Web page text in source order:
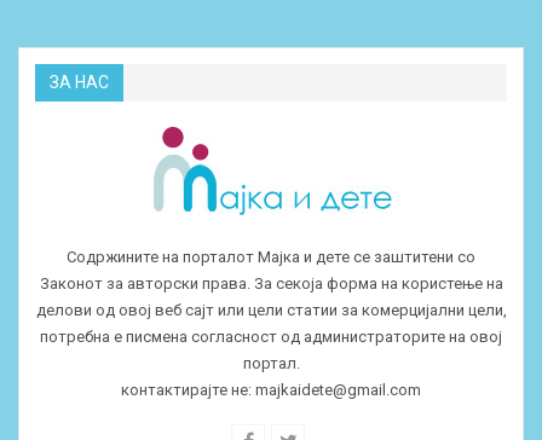
ЗА НАС
Содржините на порталот Мајка и дете се заштитени со
Законот за авторски права. За секоја форма на користење на
делови од овој веб сајт или цели статии за комерцијални цели,
потребна е писмена согласност од администраторите на овој
портал.
контактирајте не: majkaidete@gmail.com